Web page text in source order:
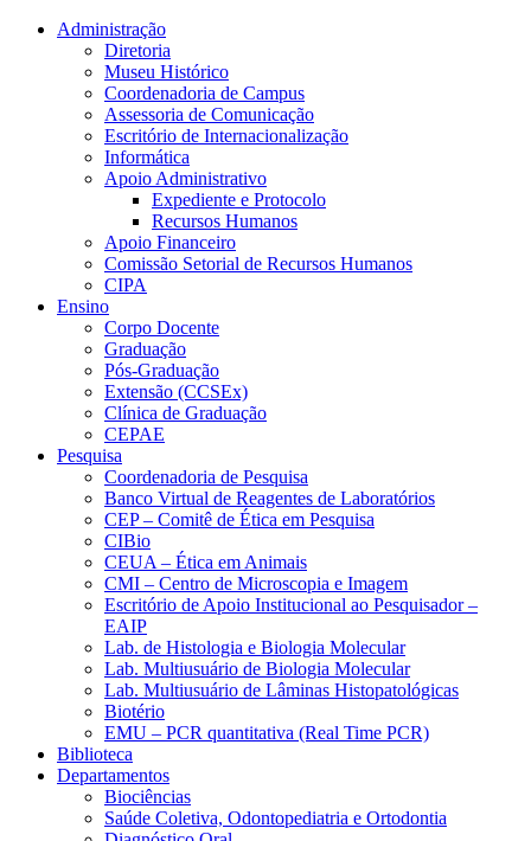
Conteúdo principal Menu principal
Administração
Diretoria
Museu Histórico
Coordenadoria de Campus
Assessoria de Comunicação
Escritório de Internacionalização
Informática
Apoio Administrativo
Expediente e Protocolo
Recursos Humanos
Apoio Financeiro
Comissão Setorial de Recursos Humanos
CIPA
Ensino
Corpo Docente
Graduação
Pós-Graduação
Extensão (CCSEx)
Clínica de Graduação
CEPAE
Pesquisa
Coordenadoria de Pesquisa
Banco Virtual de Reagentes de Laboratórios
CEP – Comitê de Ética em Pesquisa
CIBio
CEUA – Ética em Animais
CMI – Centro de Microscopia e Imagem
Escritório de Apoio Institucional ao Pesquisador –
EAIP
Lab. de Histologia e Biologia Molecular
Lab. Multiusuário de Biologia Molecular
Lab. Multiusuário de Lâminas Histopatológicas
Biotério
EMU – PCR quantitativa (Real Time PCR)
Biblioteca
Departamentos
Biociências
Saúde Coletiva, Odontopediatria e Ortodontia